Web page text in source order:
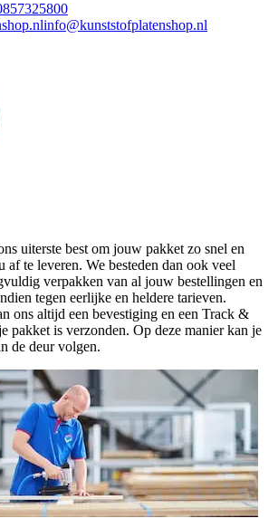
info@kunststofplatenshop.nl
uiterste best om jouw pakket zo snel en
te leveren. We besteden dan ook veel
verpakken van al jouw bestellingen en
tegen eerlijke en heldere tarieven.
ons altijd een bevestiging en een Track &
pakket is verzonden. Op deze manier kan je
de deur volgen.